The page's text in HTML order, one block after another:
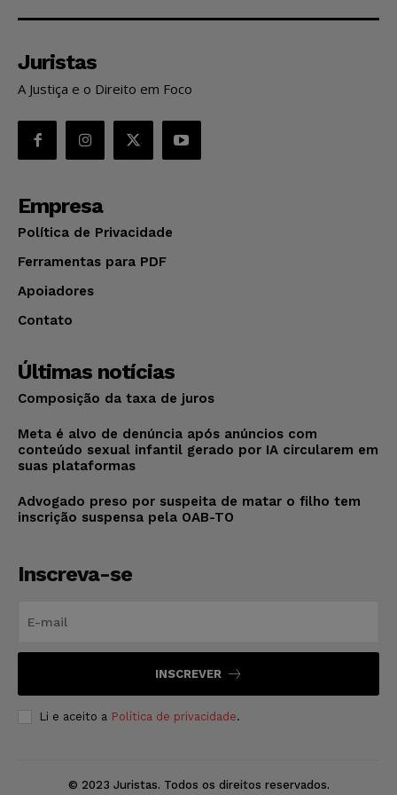
Juristas
A Justiça e o Direito em Foco
Empresa
Política de Privacidade
Ferramentas para PDF
Apoiadores
Contato
Últimas notícias
Composição da taxa de juros
Meta é alvo de denúncia após anúncios com
conteúdo sexual infantil gerado por IA circularem em
suas plataformas
Advogado preso por suspeita de matar o filho tem
inscrição suspensa pela OAB-TO
Inscreva-se
INSCREVER
Li e aceito a Política de privacidade.
© 2023 Juristas. Todos os direitos reservados.